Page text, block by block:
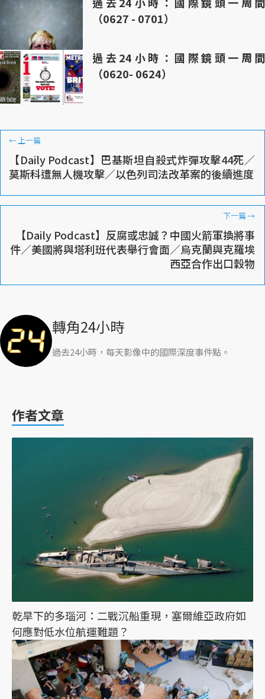
（0627 - 0701）
過去24小時：國際鏡頭一周間
（0620- 0624）
←上一篇
【Daily Podcast】巴基斯坦自殺式炸彈攻擊44死／
莫斯科遭無人機攻擊／以色列司法改革案的後續進度
下一篇→
【Daily Podcast】反腐或忠誠？中國火箭軍換將事
件／美國將與塔利班代表舉行會面／烏克蘭與克羅埃
西亞合作出口穀物
轉角24小時
過去24小時，每天影像中的國際深度事件點。
作者文章
乾旱下的多瑙河：二戰沉船重現，塞爾維亞政府如
何應對低水位航運難題？